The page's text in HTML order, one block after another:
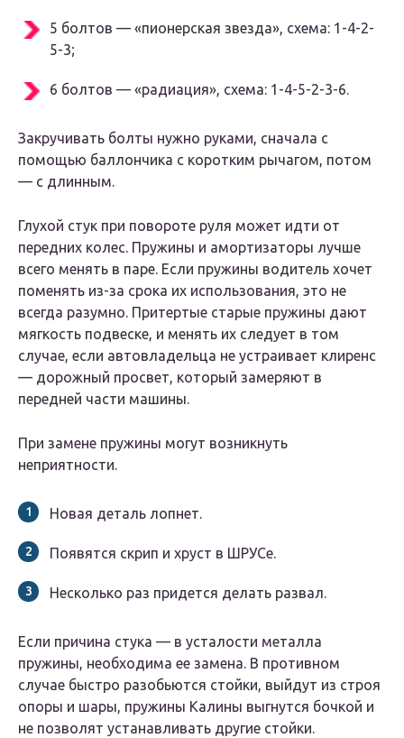
5 болтов — «пионерская звезда», схема: 1-4-2-
5-3;
6 болтов — «радиация», схема: 1-4-5-2-3-6.
Закручивать болты нужно руками, сначала с
помощью баллончика с коротким рычагом, потом
— с длинным.
Глухой стук при повороте руля может идти от
передних колес. Пружины и амортизаторы лучше
всего менять в паре. Если пружины водитель хочет
поменять из-за срока их использования, это не
всегда разумно. Притертые старые пружины дают
мягкость подвеске, и менять их следует в том
случае, если автовладельца не устраивает клиренс
— дорожный просвет, который замеряют в
передней части машины.
При замене пружины могут возникнуть
неприятности.
Новая деталь лопнет.
Появятся скрип и хруст в ШРУСе.
Несколько раз придется делать развал.
Если причина стука — в усталости металла
пружины, необходима ее замена. В противном
случае быстро разобьются стойки, выйдут из строя
опоры и шары, пружины Калины выгнутся бочкой и
не позволят устанавливать другие стойки.